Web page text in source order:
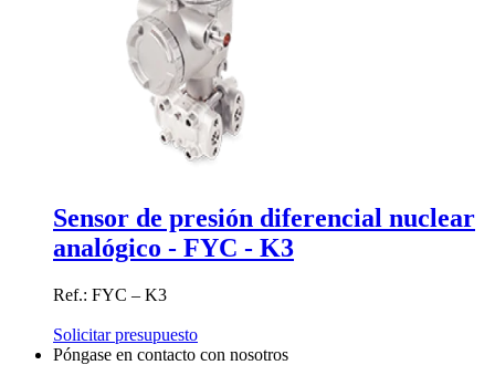
Sensor de presión diferencial nuclear
analógico - FYC - K3
Ref.: FYC – K3
Solicitar presupuesto
Póngase en contacto con nosotros